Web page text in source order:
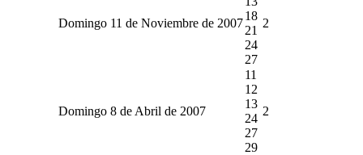
Domingo 11 de Noviembre de 2007
18
21
24
27
2
Domingo 8 de Abril de 2007
11
12
13
24
27
29
2